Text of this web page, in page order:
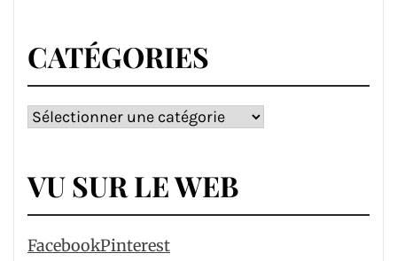
CATÉGORIES
Catégories
VU SUR LE WEB
FacebookPinterest